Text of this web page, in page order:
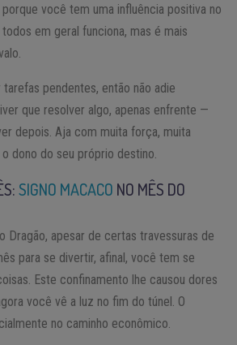
você tem uma influência positiva no
em geral funciona, mas é mais
pendentes, então não adie
que resolver algo, apenas enfrente —
depois. Aja com muita força, muita
dono do seu próprio destino.
SIGNO MACACO NO MÊS DO
Dragão, apesar de certas travessuras de
para se divertir, afinal, você tem se
Este confinamento lhe causou dores
você vê a luz no fim do túnel. O
no caminho econômico.